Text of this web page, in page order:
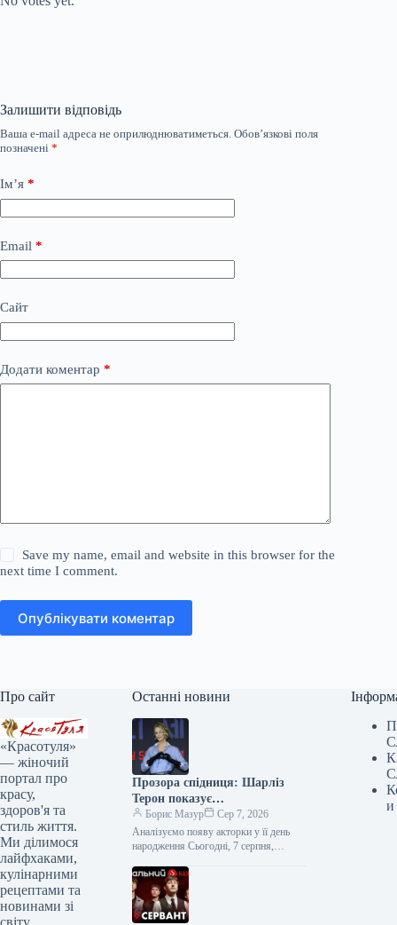
Залишити відповідь
Ваша e-mail адреса не оприлюднюватиметься. Обов’язкові поля
позначені *
Ім’я *
Email *
Сайт
Додати коментар *
Save my name, email and website in this browser for the
next time I comment.
Опублікувати коментар
Про сайт
«Красотуля»
— жіночий
портал про
красу,
здоров'я та
стиль життя.
Ми ділимося
лайфхаками,
кулінарними
рецептами та
новинами зі
Останні новини
Прозора спідниця: Шарліз
Терон показує
найвідважніший тренд 2026
року
Борис Мазур
Сер 7, 2026
Аналізуємо появу акторки у її день
народження Сьогодні, 7 серпня,
чудова нагода звернути увагу…
и